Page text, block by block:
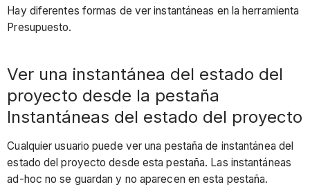
Hay diferentes formas de ver instantáneas en la herramienta
Presupuesto.
Ver una instantánea del estado del
proyecto desde la pestaña
Instantáneas del estado del proyecto
Cualquier usuario puede ver una pestaña de instantánea del
estado del proyecto desde esta pestaña. Las instantáneas
ad-hoc no se guardan y no aparecen en esta pestaña.